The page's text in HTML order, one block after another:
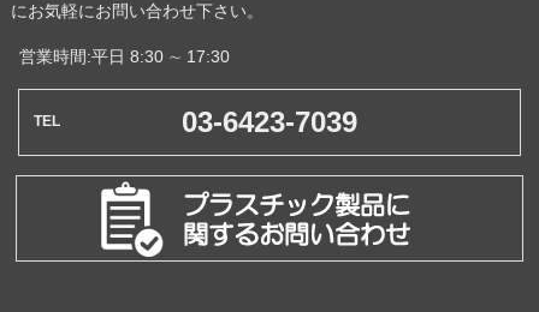
にお気軽にお問い合わせ下さい。
営業時間:平日 8:30 ∼ 17:30
03-6423-7039